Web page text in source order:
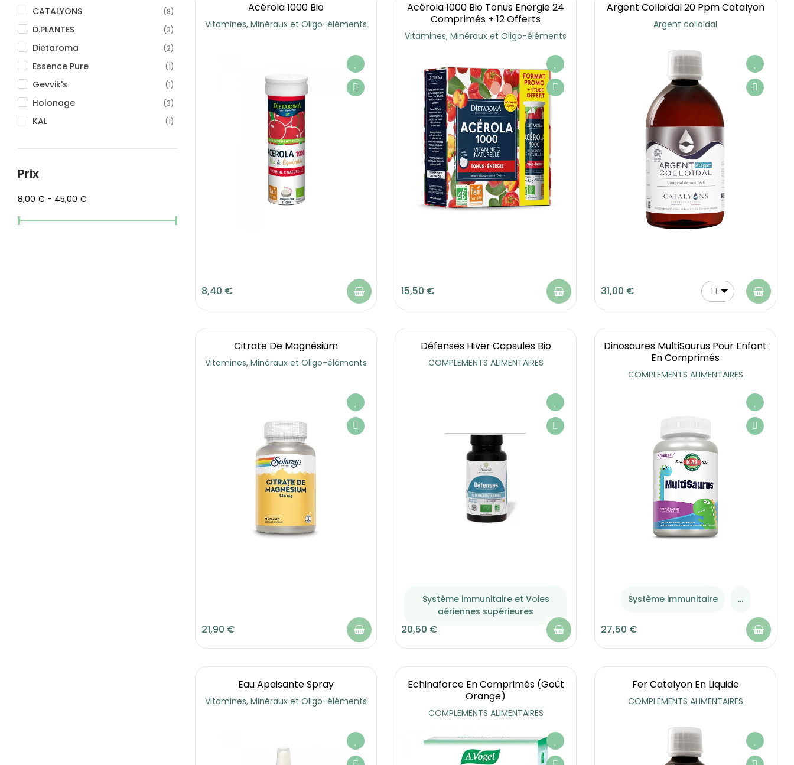
Acérola 1000 Bio
Vitamines, Minéraux et Oligo-éléments
8,40 €
Acérola 1000 Bio Tonus Energie 24
Comprimés + 12 Offerts
Vitamines, Minéraux et Oligo-éléments
15,50 €
Argent Colloïdal 20 Ppm Catalyon
Argent colloïdal
31,00 € 1 L
Citrate De Magnésium
Vitamines, Minéraux et Oligo-éléments
21,90 €
Défenses Hiver Capsules Bio
COMPLEMENTS ALIMENTAIRES
Système immunitaire et Voies
aériennes supérieures
20,50 €
Dinosaures MultiSaurus Pour Enfant
En Comprimés
COMPLEMENTS ALIMENTAIRES
Système immunitaire ...
27,50 €
Eau Apaisante Spray
Vitamines, Minéraux et Oligo-éléments
Echinaforce En Comprimés (goût
Orange)
COMPLEMENTS ALIMENTAIRES
Fer Catalyon En Liquide
COMPLEMENTS ALIMENTAIRES
CATALYONS (8)
D.PLANTES (3)
Dietaroma (2)
Essence Pure (1)
Gevvik's (1)
Holonage (3)
KAL (1)
Salus
SALVIA
Prix
8,00 € - 45,00 €